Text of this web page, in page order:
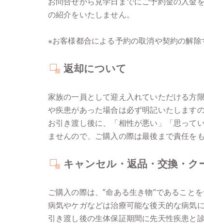
の紹介をいたしません。
※お客様都合による予約の取消や契約の解
返却について
家族の一員として迎え入れていただける方
や疾患があった場合は必ず明記いたします
お引き渡し後に、「相性が悪い」「思って
ませんので、ご購入の際は最後まで責任を
キャンセル・返品・交換・
ご購入の際は、”命ある生き物”であること
病気やケガなどは治療可能な後天的な病気
引き渡し後の生体保証期間に先天性疾患と